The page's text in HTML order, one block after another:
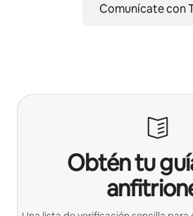
Comunícate con
Obtén tu